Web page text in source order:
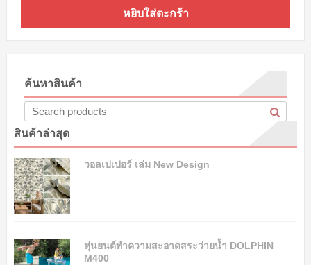
หยิบใส่ตะกร้า
ค้นหาสินค้า
สินค้าล่าสุด
วอลเปเปอร์ เล่ม New Design
หุ่นยนต์ทำความสะอาดสระว่ายน้ำ DOLPHIN
M400